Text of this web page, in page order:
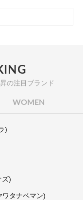
の注目ブランド
WOMEN
)
ズ)
ワタナベマン)